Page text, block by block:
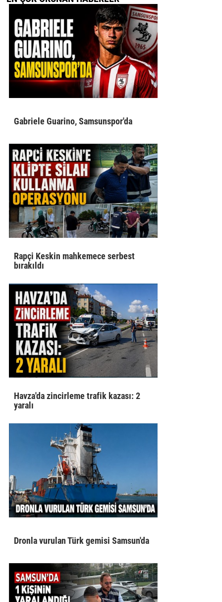
Gabriele Guarino, Samsunspor'da
Rapçi Keskin mahkemece serbest
bırakıldı
Havza'da zincirleme trafik kazası: 2
yaralı
Dronla vurulan Türk gemisi Samsun'da